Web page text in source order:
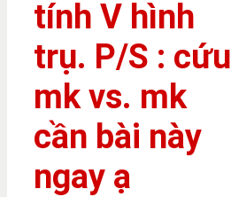
tính V hình
trụ. P/S : cứu
mk vs. mk
cần bài này
ngay ạ